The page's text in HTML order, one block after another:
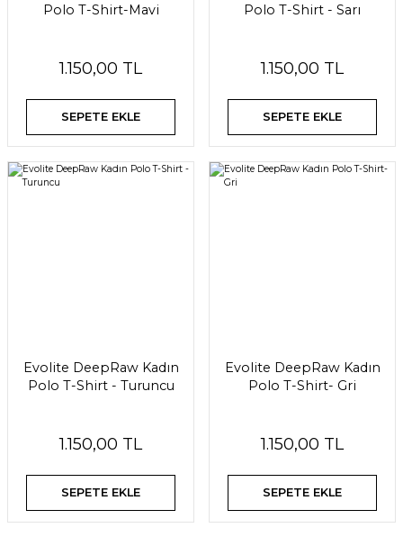
Polo T-Shirt-Mavi
1.150,00 TL
SEPETE EKLE
Polo T-Shirt - Sarı
1.150,00 TL
SEPETE EKLE
Evolite DeepRaw Kadın
Polo T-Shirt - Turuncu
1.150,00 TL
SEPETE EKLE
Evolite DeepRaw Kadın
Polo T-Shirt- Gri
1.150,00 TL
SEPETE EKLE